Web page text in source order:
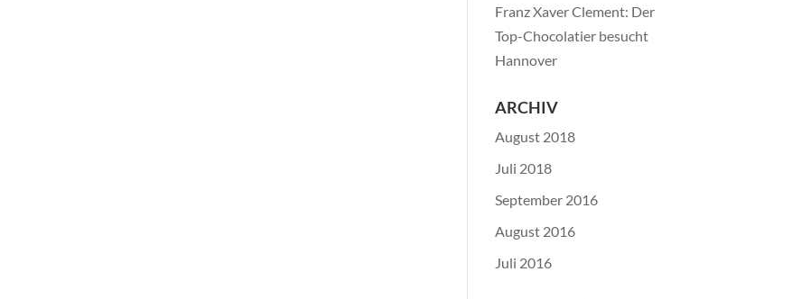
Franz Xaver Clement: Der
Top-Chocolatier besucht
Hannover
ARCHIV
August 2018
Juli 2018
September 2016
August 2016
Juli 2016